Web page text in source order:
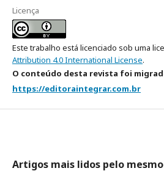
Licença
Este trabalho está licenciado sob uma
Attribution 4.0 International License.
O conteúdo desta revista foi
https://editoraintegrar.com.br
Artigos mais lidos pelo